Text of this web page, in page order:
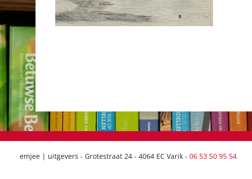
emjee | uitgevers - Grotestraat 24 - 4064 EC Varik - 06 53 50 95 54